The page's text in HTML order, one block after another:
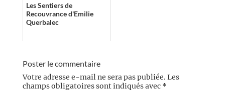
Les Sentiers de
Recouvrance d'Emilie
Querbalec
Poster le commentaire
Votre adresse e-mail ne sera pas publiée. Les
champs obligatoires sont indiqués avec *